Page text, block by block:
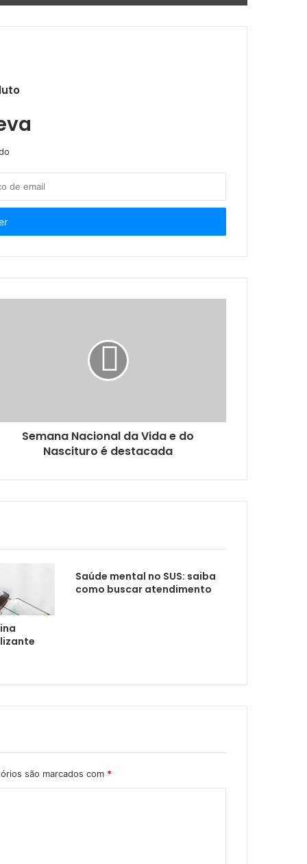
570 atendimentos
com deficiência
da Campanha Setembro Verde
Semana Nacional da Vida e do
Nascituro é destacada
Saúde mental no SUS: saiba
como buscar atendimento
são marcados com *